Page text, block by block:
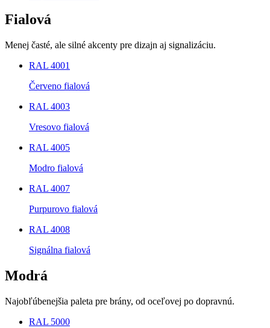
Fialová
Menej časté, ale silné akcenty pre dizajn aj signalizáciu.
RAL 4001
Červeno fialová
RAL 4003
Vresovo fialová
RAL 4005
Modro fialová
RAL 4007
Purpurovo fialová
RAL 4008
Signálna fialová
Modrá
Najobľúbenejšia paleta pre brány, od oceľovej po dopravnú.
RAL 5000